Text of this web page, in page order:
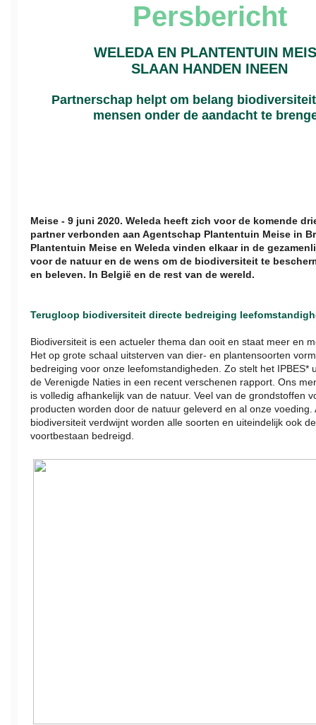
Persbericht
WELEDA EN PLANTENTUIN
SLAAN HANDEN INEEN
Partnerschap helpt om belang
mensen onder de aandacht te
Meise - 9 juni 2020. Weleda heeft zich voor de komende
partner verbonden aan Agentschap Plantentuin Meise in
Plantentuin Meise en Weleda vinden elkaar in de
voor de natuur en de wens om de biodiversiteit te
en beleven. In België en de rest van de wereld.
Terugloop biodiversiteit directe bedreiging
Biodiversiteit is een actueler thema dan ooit en staat meer en
Het op grote schaal uitsterven van dier- en plantensoorten
bedreiging voor onze leefomstandigheden. Zo stelt het IPBES*
de Verenigde Naties in een recent verschenen rapport. Ons
is volledig afhankelijk van de natuur. Veel van de grondstoffen
producten worden door de natuur geleverd en al onze voeding.
biodiversiteit verdwijnt worden alle soorten en uiteindelijk ook
voortbestaan bedreigd.